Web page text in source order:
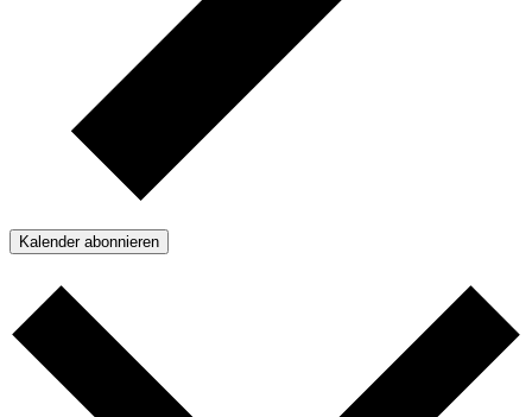
Kalender abonnieren